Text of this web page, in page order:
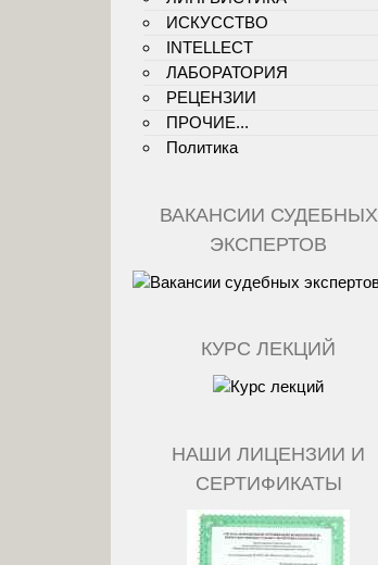
ИСКУССТВО
INTELLECT
ЛАБОРАТОРИЯ
РЕЦЕНЗИИ
ПРОЧИЕ...
Политика
ВАКАНСИИ СУДЕБНЫХ
ЭКСПЕРТОВ
КУРС ЛЕКЦИЙ
НАШИ ЛИЦЕНЗИИ И
СЕРТИФИКАТЫ